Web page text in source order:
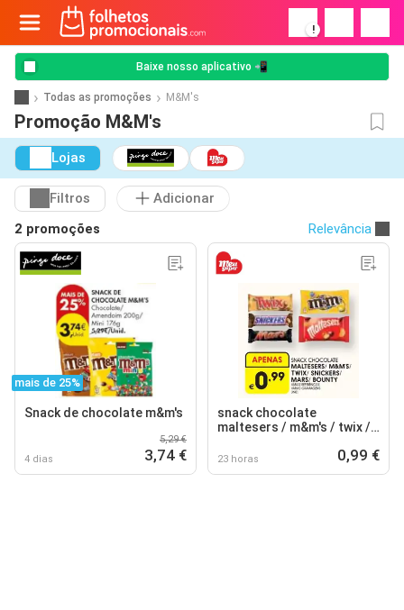
!
Baixe nosso aplicativo 📲
Todas as promoções M&M's
Promoção M&M's
Lojas
Filtros
Adicionar
2 promoções
Relevância
mais de 25%
Snack de chocolate m&m's
4 dias
5,29 €
3,74 €
snack chocolate
maltesers / m&m's / twix /
23 horas 0,99 €